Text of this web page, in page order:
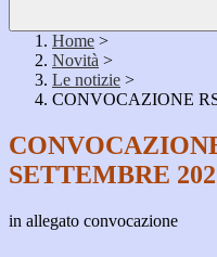
Home >
Novità >
Le notizie >
CONVOCAZIONE
SETTEMBRE
in allegato convocazione